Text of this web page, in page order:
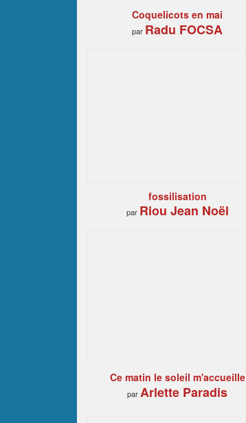
Coquelicots en mai
par Radu FOCSA
fossilisation
par Riou Jean Noël
Ce matin le soleil m'accueille
par Arlette Paradis